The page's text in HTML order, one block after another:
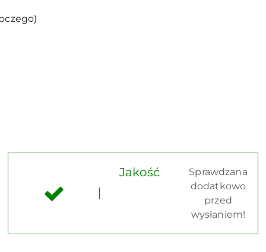
Jakość
Sprawdzana
dodatkowo
przed
wysłaniem!